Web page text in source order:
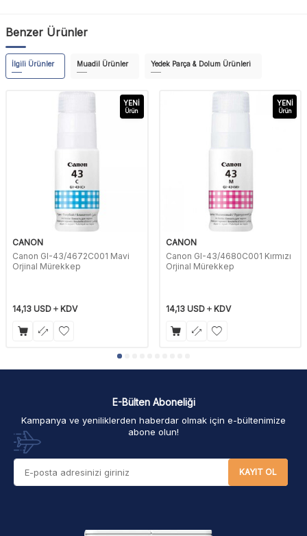
Benzer Ürünler
İlgili Ürünler Muadil Ürünler Yedek Parça & Dolum Ürünleri
YENI
Ürün
CANON
Canon GI-43/4672C001 Mavi
Orjinal Mürekkep
14,13 USD KDV
YENI
Ürün
CANON
Canon GI-43/4680C001 Kırmızı
Orjinal Mürekkep
14,13USD KDV
E-Bülten Aboneliği
Kampanya ve yeniliklerden haberdar olmak için e-bültenimize
abone olun!
KAYIT OL